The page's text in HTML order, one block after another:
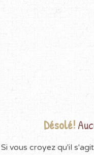
Désolé!
Si vous croyez qu'il